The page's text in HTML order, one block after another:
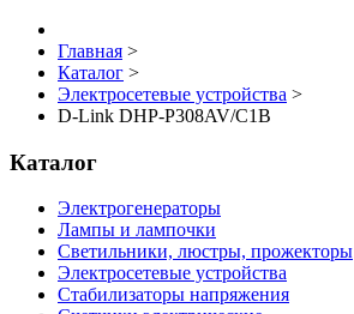
Главная >
Каталог >
Электросетевые устройства >
D-Link DHP-P308AV/C1B
Каталог
Электрогенераторы
Лампы и лампочки
Светильники, люстры, прожекторы
Электросетевые устройства
Стабилизаторы напряжения